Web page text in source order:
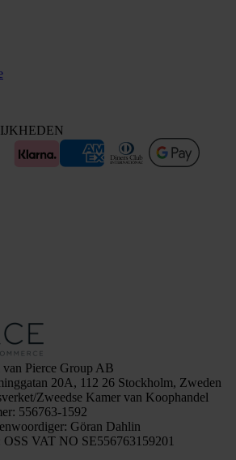
Pierce Group AB
20A, 112 26 Stockholm, Zweden
Zweedse Kamer van Koophandel
556763-1592
Göran Dahlin
VAT NO SE556763159201